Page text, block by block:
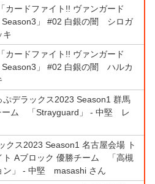
カードファイト!! ヴァンガード
Season3」 #02 白銀の闇 シロガ
キ
カードファイト!! ヴァンガード
Season3」 #02 白銀の闇 ハルカ
ぷデラックス2023 Season1 群馬
ーム 「Strayguard」 - 中堅 レ
クス2023 Season1 名古屋会場 ト
ト Aブロック 優勝チーム 「高槻
ン」 - 中堅 masashi さん